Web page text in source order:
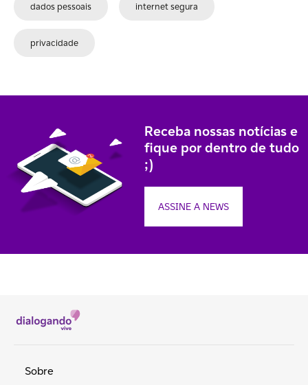
dados pessoais internet segura
privacidade
Receba nossas notícias e
fique por dentro de tudo
;)
ASSINE A NEWS
Sobre